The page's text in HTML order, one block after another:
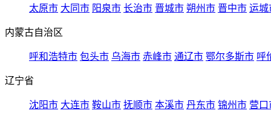
太原市 大同市 阳泉市 长治市 晋城市 朔州市 晋中市 运城
内蒙古自治区
呼和浩特市 包头市 乌海市 赤峰市 通辽市 鄂尔多斯市 呼
辽宁省
沈阳市 大连市 鞍山市 抚顺市 本溪市 丹东市 锦州市 营口